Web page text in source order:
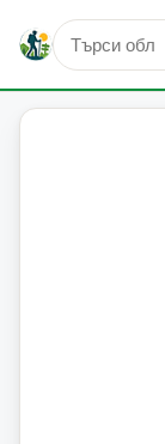
Гълъбово